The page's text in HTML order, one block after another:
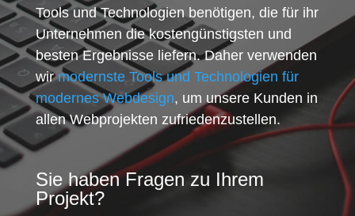
Tools und Technologien benötigen, die für ihr
Unternehmen die kostengünstigsten und
besten Ergebnisse liefern. Daher verwenden
wirmodernste Tools und Technologien für
modernes Webdesign, um unsere Kunden in
allen Webprojekten zufriedenzustellen.
Sie haben Fragen zu Ihrem
Projekt?